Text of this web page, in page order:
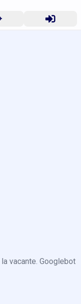
vacante. Googlebot